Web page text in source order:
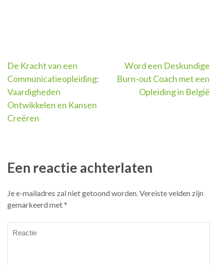
Berichtnavigatie
De Kracht van een
Communicatieopleiding:
Vaardigheden
Ontwikkelen en Kansen
Creëren
Word een Deskundige
Burn-out Coach met een
Opleiding in België
Een reactie achterlaten
Je e-mailadres zal niet getoond worden.Vereiste velden zijn
gemarkeerd met*